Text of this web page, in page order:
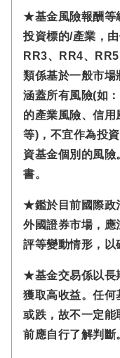
★基金風險報酬等
投資標的/產業，
RR3、RR4、
類係基於一般市場
涵蓋所有風險(如
的產業風險、信
等)，不宜作為投
資基金個別的風險
書。
★鑑於目前國際政
外國證券市場，應
評等變動情形，以
★基金交易係以長
獲取高收益。任何
或跌，故不一定能
前應自行了解判斷